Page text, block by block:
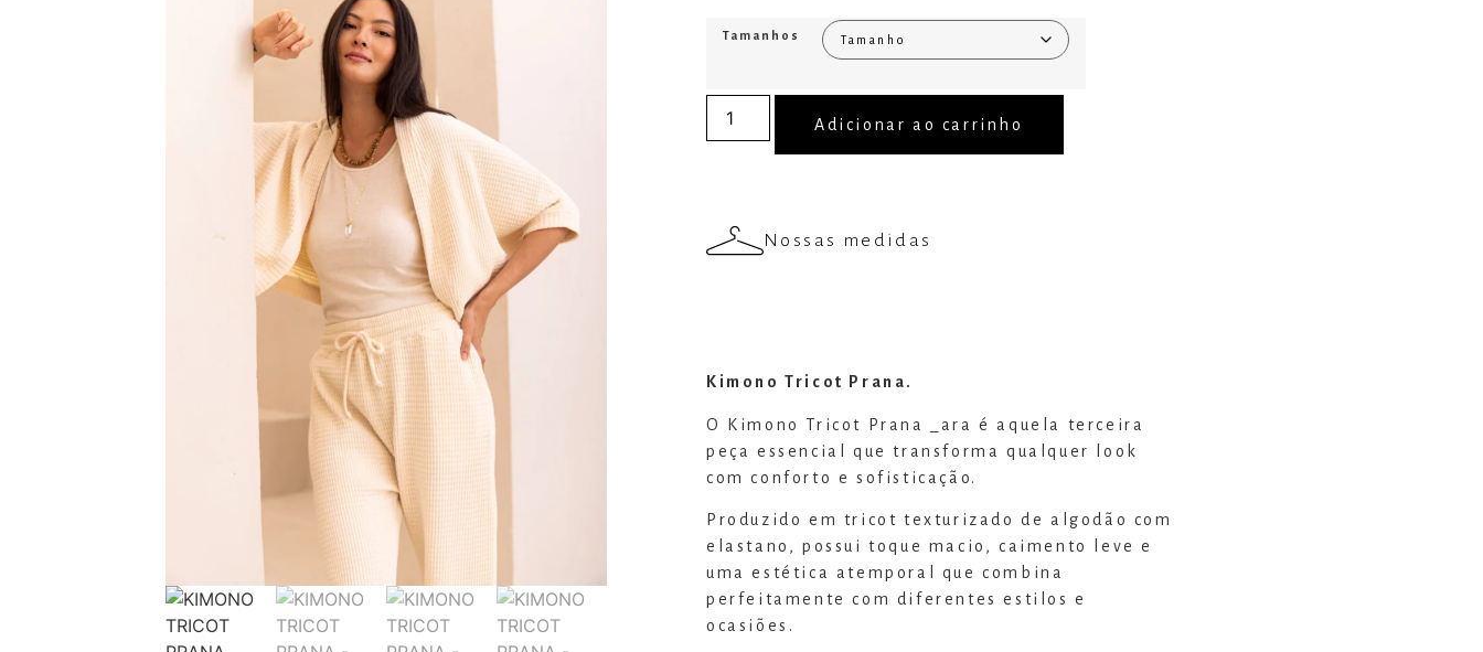
Tamanhos
Adicionar ao carrinho
Nossas medidas
Kimono Tricot Prana.
O Kimono Tricot Prana _ara é aquela terceira
peça essencial que transforma qualquer look
com conforto e sofisticação.
Produzido em tricot texturizado de algodão com
elastano, possui toque macio, caimento leve e
uma estética atemporal que combina
perfeitamente com diferentes estilos e
ocasiões.